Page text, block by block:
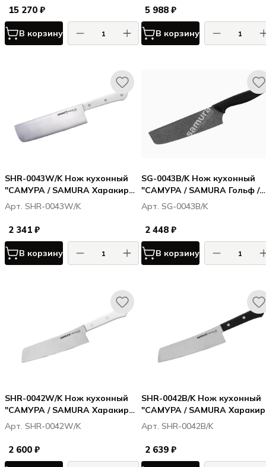
67 слоев
15 270 ₽
В корзину
5 988 ₽
В корзину
SHR-0043W/K Нож кухонный
"САМУРА / SAMURA Харакири /
Harakiri" накири 170 мм,
корроз.-стойкая сталь, ABS
пластик
Арт. SHR-0043W/K
2 341 ₽
В корзину
SG-0043B/K Нож кухонный
"САМУРА / SAMURA Гольф /
Golf Stonewash" Накири 167
мм, AUS-8
Арт. SG-0043B/K
2 448 ₽
В корзину
SHR-0042W/K Нож кухонный
"САМУРА / SAMURA Харакири /
Harakiri" соврем. накири 174
мм, корроз.-стойкая сталь,
ABS пластик
Арт. SHR-0042W/K
2 600 ₽
SHR-0042B/K Нож кухонный
"САМУРА / SAMURA
Harakiri" соврем. накири 174
мм, корроз.-стойкая сталь,
ABS пластик
Арт. SHR-0042B/K
2 639 ₽